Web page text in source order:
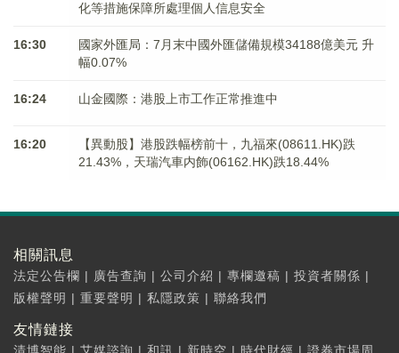
化等措施保障所處理個人信息安全
16:30
國家外匯局：7月末中國外匯儲備規模34188億美元 升
幅0.07%
16:24 山金國際：港股上市工作正常推進中
16:20
【異動股】港股跌幅榜前十，九福來(08611.HK)跌
21.43%，天瑞汽車内飾(06162.HK)跌18.44%
相關訊息
法定公告欄 | 廣告查詢 | 公司介紹 | 專欄邀稿 | 投資者關係 |
版權聲明 | 重要聲明 | 私隱政策 | 聯絡我們
友情鏈接